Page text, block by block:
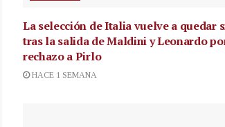
La selección de Italia vuelve a quedar
tras la salida de Maldini y Leonardo
rechazo a Pirlo
HACE 1 SEMANA